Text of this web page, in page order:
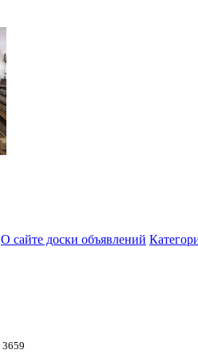
О сайте доски объявлений
3659